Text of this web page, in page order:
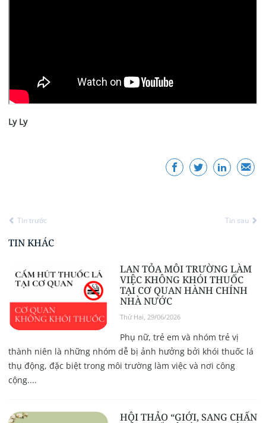
Ly Ly
Tin trước Tin sau
TIN KHÁC
LAN TỎA MÔI TRƯỜNG LÀM
VIỆC KHÔNG KHÓI THUỐC
TẠI CƠ QUAN HÀNH CHÍNH
NHÀ NƯỚC
Thứ Hai, 29/06/2026
Phụ nữ, trẻ em và nhóm trẻ vị
thành niên là những nhóm dễ bị ảnh hưởng bởi khói thuốc lá
thụ động, đặc biệt trong môi trường làm việc và nơi công
cộng....
HỘI THẢO “GIỚI, SANG CHẤN